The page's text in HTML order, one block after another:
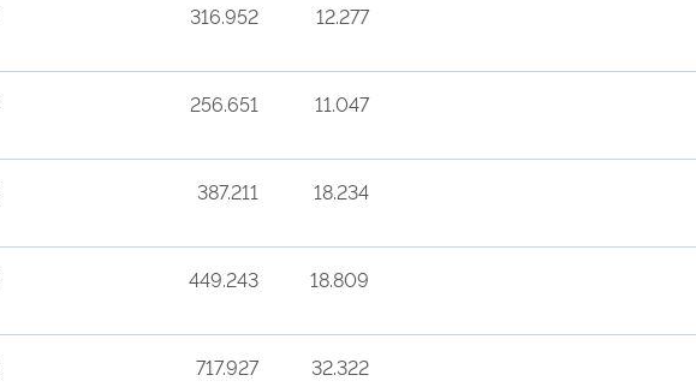
316.952 12.277
256.651 11.047
387.211 18.234
449.243 18.809
717.927 32.322